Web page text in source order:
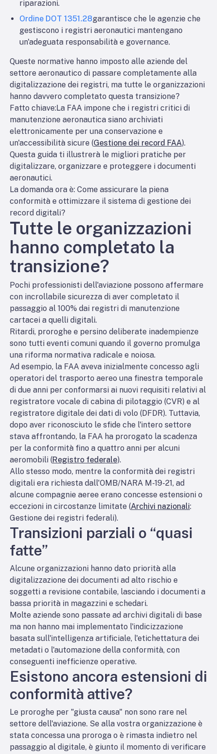
riparazioni.
Ordine DOT 1351.28garantisce che le agenzie che
gestiscono i registri aeronautici mantengano
un'adeguata responsabilità e governance.
Queste normative hanno imposto alle aziende del
settore aeronautico di passare completamente alla
digitalizzazione dei registri, ma tutte le organizzazioni
hanno davvero completato questa transizione?
Fatto chiave:La FAA impone che i registri critici di
manutenzione aeronautica siano archiviati
elettronicamente per una conservazione e
un'accessibilità sicure (Gestione dei record FAA).
Questa guida ti illustrerà le migliori pratiche per
digitalizzare, organizzare e proteggere i documenti
aeronautici.
La domanda ora è: Come assicurare la piena
conformità e ottimizzare il sistema di gestione dei
record digitali?
Tutte le organizzazioni
hanno completato la
transizione?
Pochi professionisti dell'aviazione possono affermare
con incrollabile sicurezza di aver completato il
passaggio al 100% dai registri di manutenzione
cartacei a quelli digitali.
Ritardi, proroghe e persino deliberate inadempienze
sono tutti eventi comuni quando il governo promulga
una riforma normativa radicale e noiosa.
Ad esempio, la FAA aveva inizialmente concesso agli
operatori del trasporto aereo una finestra temporale
di due anni per conformarsi ai nuovi requisiti relativi al
registratore vocale di cabina di pilotaggio (CVR) e al
registratore digitale dei dati di volo (DFDR). Tuttavia,
dopo aver riconosciuto le sfide che l'intero settore
stava affrontando, la FAA ha prorogato la scadenza
per la conformità fino a quattro anni per alcuni
aeromobili (Registro federale).
Allo stesso modo, mentre la conformità dei registri
digitali era richiesta dall'OMB/NARA M-19-21, ad
alcune compagnie aeree erano concesse estensioni o
eccezioni in circostanze limitate (Archivi nazionali:
Gestione dei registri federali).
Transizioni parziali o “quasi
fatte”
Alcune organizzazioni hanno dato priorità alla
digitalizzazione dei documenti ad alto rischio e
soggetti a revisione contabile, lasciando i documenti a
bassa priorità in magazzini e schedari.
Molte aziende sono passate ad archivi digitali di base
ma non hanno mai implementato l'indicizzazione
basata sull'intelligenza artificiale, l'etichettatura dei
metadati o l'automazione della conformità, con
conseguenti inefficienze operative.
Esistono ancora estensioni di
conformità attive?
Le proroghe per "giusta causa" non sono rare nel
settore dell'aviazione. Se alla vostra organizzazione è
stata concessa una proroga o è rimasta indietro nel
passaggio al digitale, è giunto il momento di verificare